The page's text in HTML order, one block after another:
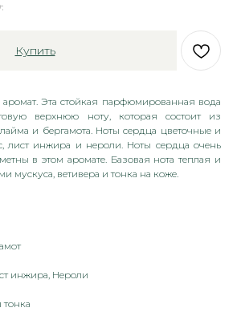
Купить
Эта стойкая парфюмированная вода
верхнюю ноту, которая состоит из
и бергамота. Ноты сердца цветочные и
лист инжира и нероли. Ноты сердца очень
в этом аромате. Базовая нота теплая и
мускуса, ветивера и тонка на коже.
инжира, Нероли